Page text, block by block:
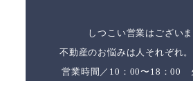
しつこい営業はございま
不動産のお悩みは人それぞれ
営業時間／10：00〜18：00